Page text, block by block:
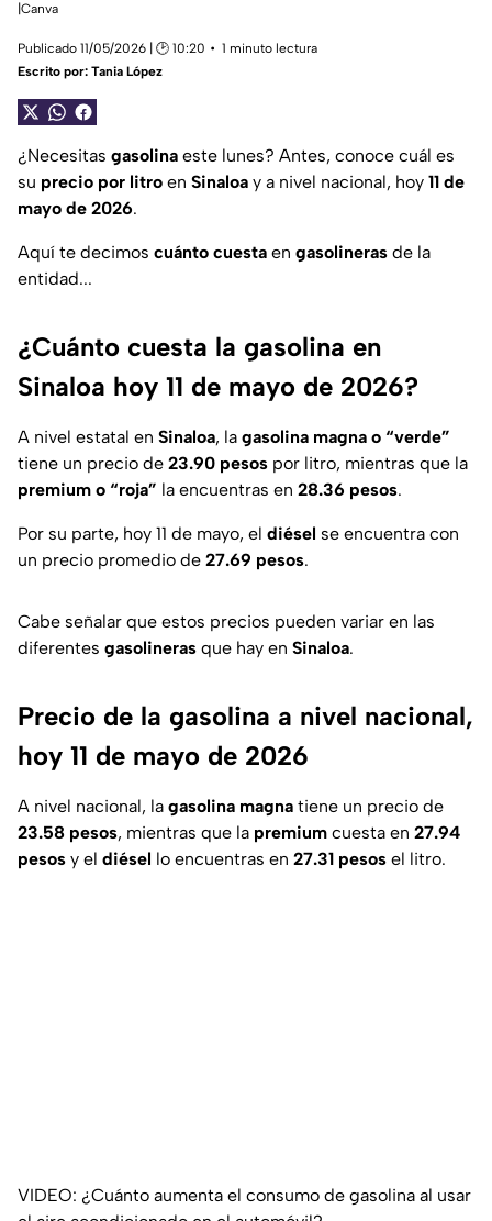
|Canva
Publicado 11/05/2026 | 🕑 10:20
1 minuto lectura
Escrito por: Tania López
¿Necesitas gasolina este lunes? Antes, conoce cuál es
su precio por litro en Sinaloa y a nivel nacional, hoy 11 de
mayo de 2026.
Aquí te decimos cuánto cuesta en gasolineras de la
entidad...
¿Cuánto cuesta la gasolina en
Sinaloa hoy 11 de mayo de 2026?
A nivel estatal en Sinaloa, la gasolina magna o “verde”
tiene un precio de 23.90 pesos por litro, mientras que la
premium o “roja” la encuentras en 28.36 pesos.
Por su parte, hoy 11 de mayo, el diésel se encuentra con
un precio promedio de 27.69 pesos.
Cabe señalar que estos precios pueden variar en las
diferentes gasolineras que hay en Sinaloa.
Precio de la gasolina a nivel nacional,
hoy 11 de mayo de 2026
A nivel nacional, la gasolina magna tiene un precio de
23.58 pesos, mientras que la premium cuesta en 27.94
pesos y el diésel lo encuentras en 27.31 pesos el litro.
VIDEO: ¿Cuánto aumenta el consumo de gasolina al usar